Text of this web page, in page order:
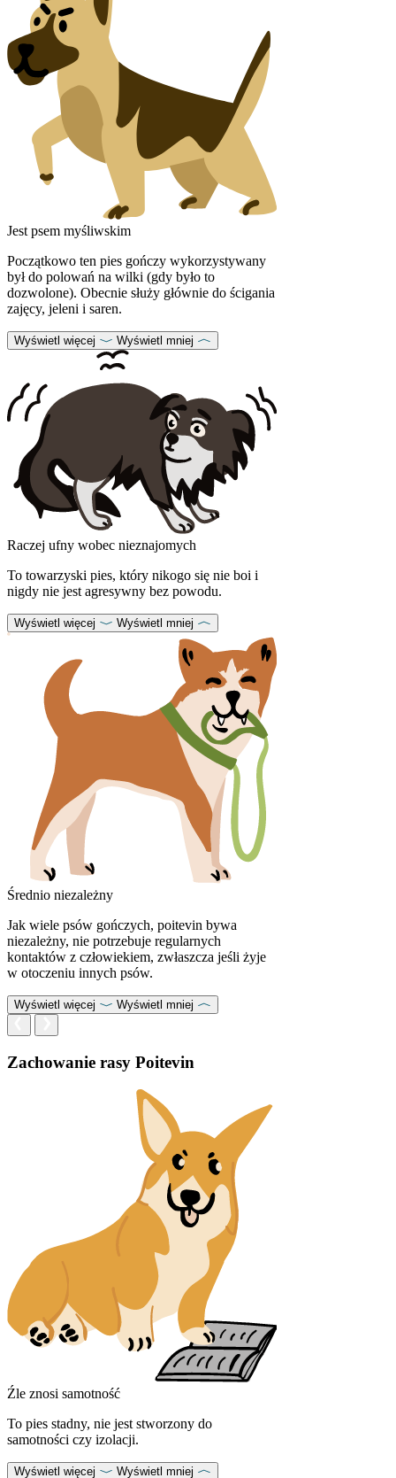
Jest psem myśliwskim
Początkowo ten pies gończy wykorzystywany
był do polowań na wilki (gdy było to
dozwolone). Obecnie służy głównie do ścigania
zajęcy, jeleni i saren.
Wyświetl więcej Wyświetl mniej
Raczej ufny wobec nieznajomych
To towarzyski pies, który nikogo się nie boi i
nigdy nie jest agresywny bez powodu.
Wyświetl więcej Wyświetl mniej
Średnio niezależny
Jak wiele psów gończych, poitevin bywa
niezależny, nie potrzebuje regularnych
kontaktów z człowiekiem, zwłaszcza jeśli żyje
w otoczeniu innych psów.
Wyświetl więcej Wyświetl mniej
Zachowanie rasy Poitevin
Źle znosi samotność
To pies stadny, nie jest stworzony do
samotności czy izolacji.
Wyświetl więcej Wyświetl mniej